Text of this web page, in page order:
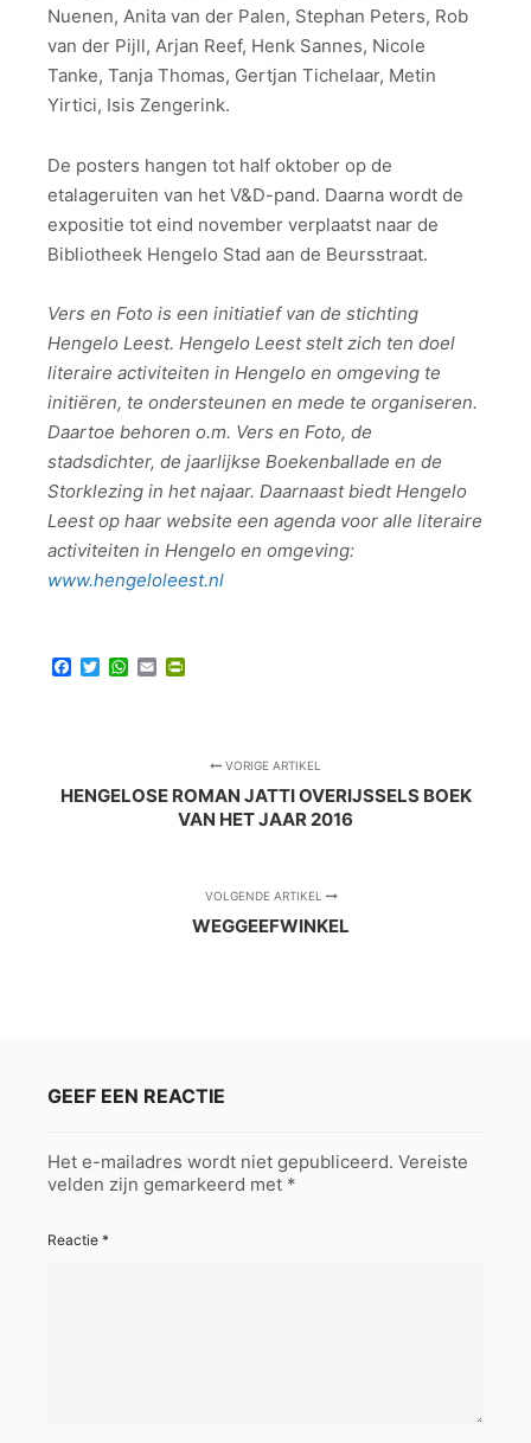
Nuenen, Anita van der Palen, Stephan Peters, Rob
van der Pijll, Arjan Reef, Henk Sannes, Nicole
Tanke, Tanja Thomas, Gertjan Tichelaar, Metin
Yirtici, Isis Zengerink.
De posters hangen tot half oktober op de
etalageruiten van het V&D-pand. Daarna wordt de
expositie tot eind november verplaatst naar de
Bibliotheek Hengelo Stad aan de Beursstraat.
Vers en Foto is een initiatief van de stichting
Hengelo Leest. Hengelo Leest stelt zich ten doel
literaire activiteiten in Hengelo en omgeving te
initiëren, te ondersteunen en mede te organiseren.
Daartoe behoren o.m. Vers en Foto, de
stadsdichter, de jaarlijkse Boekenballade en de
Storklezing in het najaar. Daarnaast biedt Hengelo
Leest op haar website een agenda voor alle literaire
activiteiten in Hengelo en omgeving:
www.hengeloleest.nl
Facebook
TwitterWhatsApp
Email
VORIGE ARTIKEL
HENGELOSE ROMAN JATTI OVERIJSSELS BOEK
VAN HET JAAR 2016
VOLGENDE ARTIKEL
WEGGEEFWINKEL
GEEF EEN REACTIE
Het e-mailadres wordt niet gepubliceerd. Vereiste
velden zijn gemarkeerd met *
Reactie *